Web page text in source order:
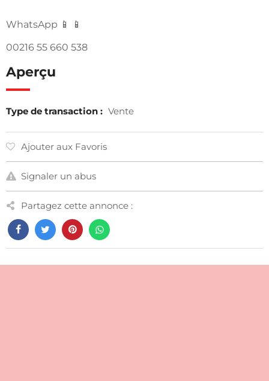
WhatsApp 📱 📱
00216 55 660 538
Aperçu
Type de transaction : Vente
Ajouter aux Favoris
Signaler un abus
Partagez cette annonce :